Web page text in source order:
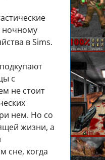
ночному
в Sims.
с
не стоит
нем. Но со
жизни, а
сне, когда